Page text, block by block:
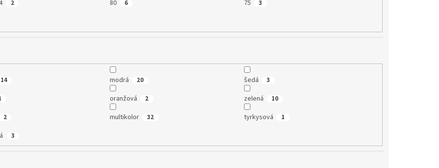
2 80 6 75 3
14 modrá 20 šedá 3
oranžová 2 zelená 10
2 multikolor 32 tyrkysová 1
3